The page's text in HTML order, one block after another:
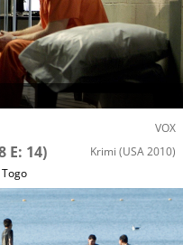
VOX
E: 14) Krimi (USA 2010)